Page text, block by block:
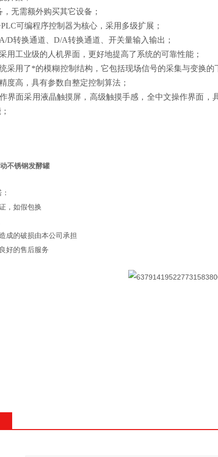
无需额外购买其它设备；
可编程序控制器为核心，采用多级扩展；
D转换通道、D/A转换通道、开关量输入输出；
用工业级的人机界面，更好地提高了系统的可靠性能；
采用了*的模糊控制结构，它包括现场信号的采集与变换
度高，具有参数自整定控制算法；
界面采用液晶触摸屏，高级触摸手感，全中文操作界面
不锈钢发酵罐
，如假包换
成的破损由本公司承担
好的售后服务